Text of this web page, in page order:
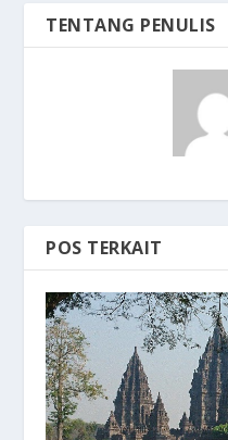
TENTANG PENULIS
POS TERKAIT